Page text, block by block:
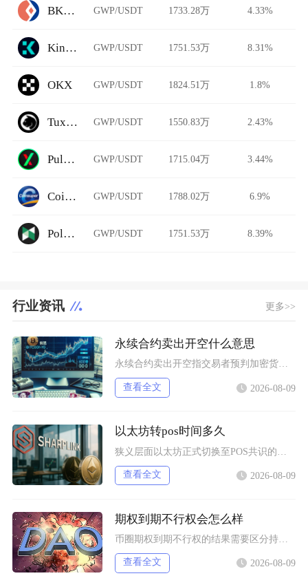
BKEX GWP/USDT 1733.28万 4.33%
Kine Protocol GWP/USDT 1751.53万 8.31%
OKX GWP/USDT 1824.51万 1.8%
TuxExchange GWP/USDT 1550.83万 2.43%
PulseX GWP/USDT 1715.04万 3.44%
Coinsuper GWP/USDT 1788.02万 6.9%
Poloniex Futures GWP/USDT 1751.53万 8.39%
行业资讯 更多>>
永续合约卖出开空什么意思
永续合约卖出开空指交易者预判加密货币价格下行，通过卖出合约建立空头仓位，依靠开仓价与下跌后
查看全文 2026-08-09
以太坊转pos时间多久
查看全文 2026-08-09
期权到期不行权会怎么样
查看全文 2026-08-09